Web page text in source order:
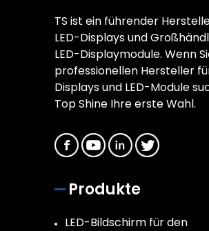
TS ist ein führender
LED-Displays und
LED-Displaymodule. Wenn
professionellen Hersteller
Displays und LED-Module
Top Shine Ihre erste Wahl.
Produkte
LED-Bildschirm für den